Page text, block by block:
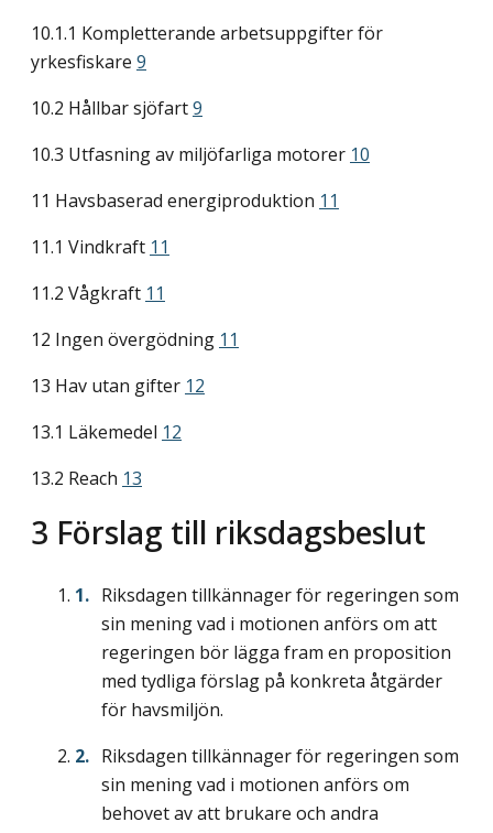
10.1.1 Kompletterande arbetsuppgifter för
yrkesfiskare 9
10.2 Hållbar sjöfart9
10.3 Utfasning av miljöfarliga motorer 10
11 Havsbaserad energiproduktion 11
11.1 Vindkraft 11
11.2 Vågkraft 11
12 Ingen övergödning 11
13 Hav utan gifter 12
13.1 Läkemedel 12
13.2 Reach 13
3 Förslag till riksdagsbeslut
Riksdagen tillkännager för regeringen som
sin mening vad i motionen anförs om att
regeringen bör lägga fram en proposition
med tydliga förslag på konkreta åtgärder
för havsmiljön.
Riksdagen tillkännager för regeringen som
sin mening vad i motionen anförs om
behovet av att brukare och andra